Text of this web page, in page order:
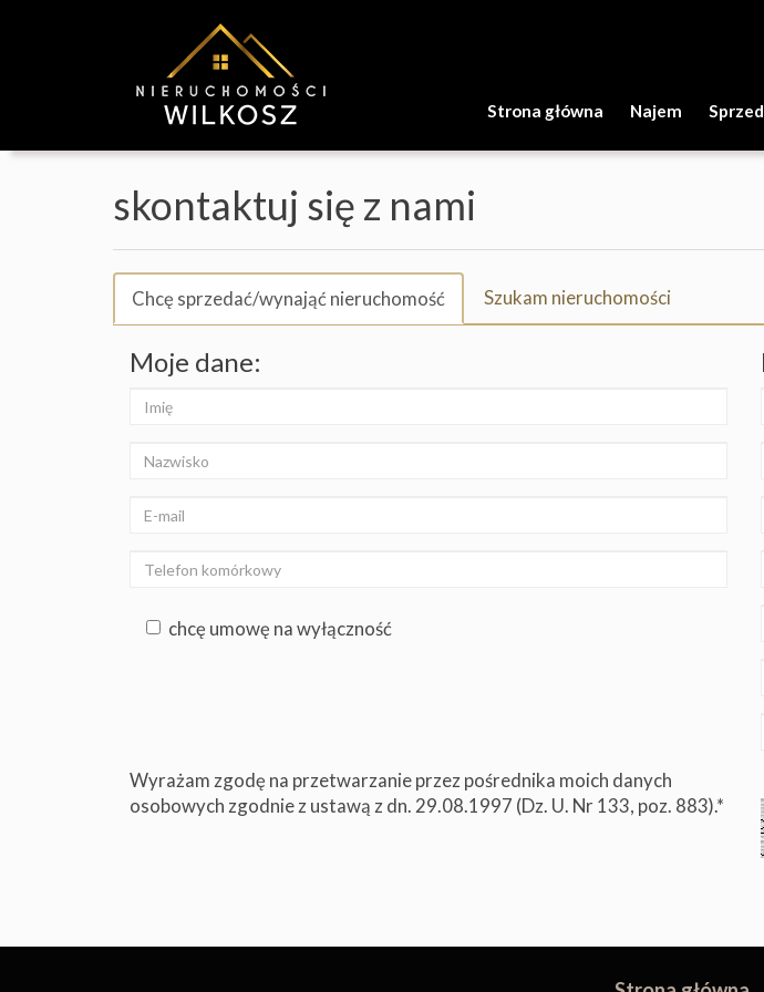
Strona główna Najem
skontaktuj się z nami
Chcę sprzedać/wynająć nieruchomość Szukam nieruchomości
Moje dane:
chcę umowę na wyłączność
Wyrażam zgodę na przetwarzanie przez pośrednika moich danych
osobowych zgodnie z ustawą z dn. 29.08.1997 (Dz. U. Nr 133, poz. 883).*